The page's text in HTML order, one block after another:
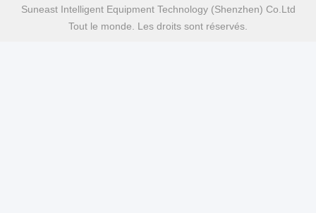
Suneast Intelligent Equipment Technology (Shenzhen) Co.Ltd
Tout le monde. Les droits sont réservés.